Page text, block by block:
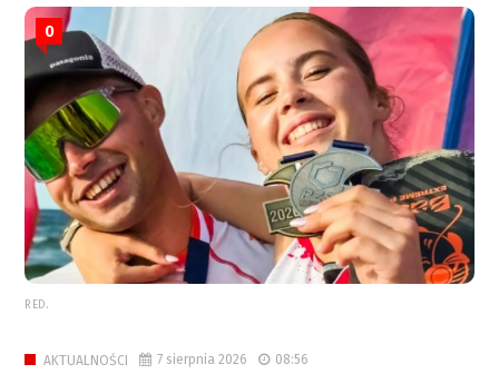
0
RED.
AKTUALNOŚCI 7 sierpnia 2026 08:56